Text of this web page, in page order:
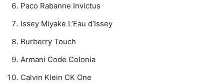
Paco Rabanne Invictus
Issey Miyake L’Eau d’Issey
Burberry Touch
Armani Code Colonia
Calvin Klein CK One